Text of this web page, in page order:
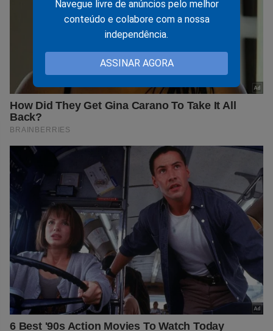
Navegue livre de anúncios pelo melhor
conteúdo e colabore com a nossa
independência.
ASSINAR AGORA